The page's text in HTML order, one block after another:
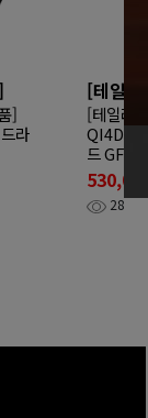
]
라
[테일
[테일러
QI4D
드 GF
286